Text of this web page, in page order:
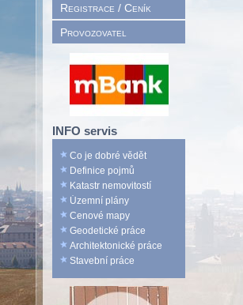
Registrace / Ceník
Provozovatel
INFO servis
Co je dobré vědět
Definice pojmů
Katastr nemovitostí
Územní plány
Cenové mapy
Geodetické práce
Architektonické práce
Stavební práce